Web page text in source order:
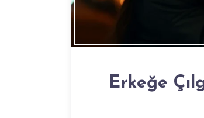
Erkeğe